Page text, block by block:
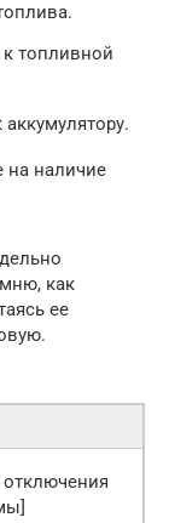
топливной
на наличие
как
ее